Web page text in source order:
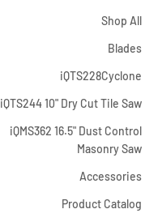
Shop All
Blades
iQTS228Cyclone
iQTS244 10" Dry Cut Tile Saw
iQMS362 16.5" Dust Control
Masonry Saw
Accessories
Product Catalog